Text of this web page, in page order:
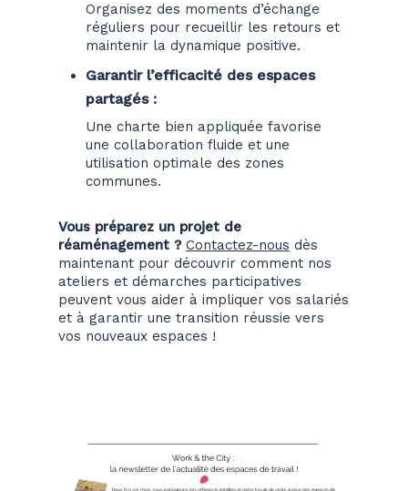
Organisez des moments d’échange
réguliers pour recueillir les retours et
maintenir la dynamique positive.
Garantir l’efficacité des espaces
partagés :
Une charte bien appliquée favorise
une collaboration fluide et une
utilisation optimale des zones
communes.
Vous préparez un projet de
réaménagement ? Contactez-nous dès
maintenant pour découvrir comment nos
ateliers et démarches participatives
peuvent vous aider à impliquer vos salariés
et à garantir une transition réussie vers
vos nouveaux espaces !